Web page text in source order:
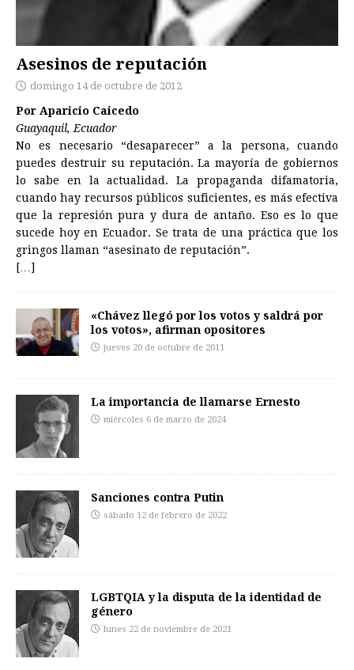
Asesinos de reputación
domingo 14 de octubre de 2012
Por Aparicio Caicedo
Guayaquil, Ecuador
No es necesario “desaparecer” a la persona, cuando
puedes destruir su reputación. La mayoría de gobiernos
lo sabe en la actualidad. La propaganda difamatoria,
cuando hay recursos públicos suficientes, es más efectiva
que la represión pura y dura de antaño. Eso es lo que
sucede hoy en Ecuador. Se trata de una práctica que los
gringos llaman “asesinato de reputación”.
[…]
«Chávez llegó por los votos y saldrá por
los votos», afirman opositores
jueves 20 de octubre de 2011
La importancia de llamarse Ernesto
miércoles 6 de marzo de 2024
Sanciones contra Putin
sábado 12 de febrero de 2022
LGBTQIA y la disputa de la identidad de
género
lunes 22 de noviembre de 2021